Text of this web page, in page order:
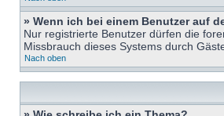
» Wenn ich bei einem Benutzer auf
Nur registrierte Benutzer dürfen die
Missbrauch dieses Systems durch
Nach oben